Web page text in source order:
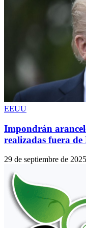
EEUU
Impondrán
realizadas fuera
29 de septiembre de 2025